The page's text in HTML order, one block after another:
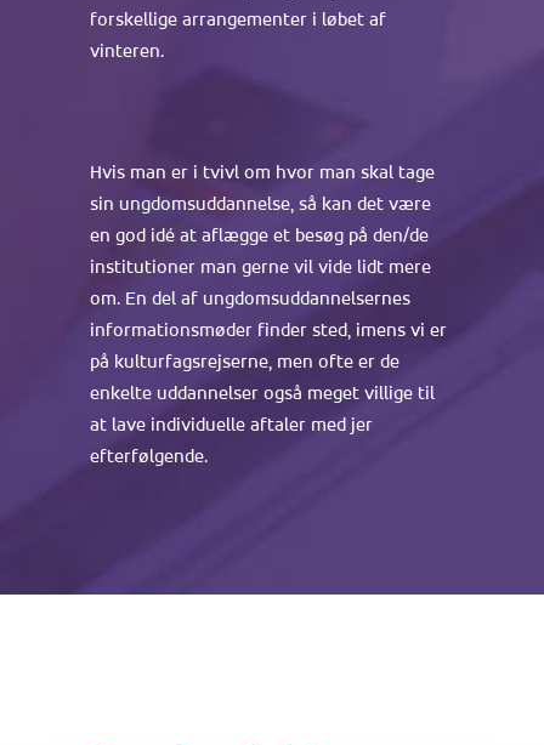
forskellige arrangementer i løbet af
vinteren.
Hvis man er i tvivl om hvor man skal tage
sin ungdomsuddannelse, så kan det være
en god idé at aflægge et besøg på den/de
institutioner man gerne vil vide lidt mere
om. En del af ungdomsuddannelsernes
informationsmøder finder sted, imens vi er
på kulturfagsrejserne, men ofte er de
enkelte uddannelser også meget villige til
at lave individuelle aftaler med jer
efterfølgende.